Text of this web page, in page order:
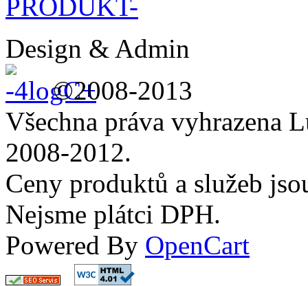
PRODUKT-
Design & Admin
©2008-2013
Všechna práva vyhrazena
2008-2012.
Ceny produktů a služeb
Nejsme plátci DPH.
Powered By OpenCart